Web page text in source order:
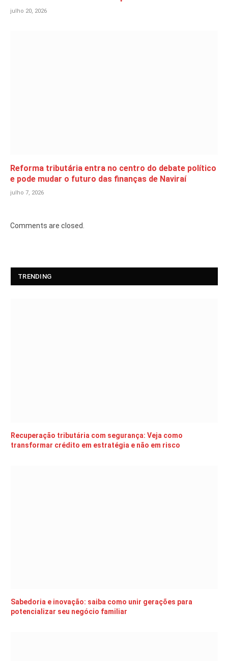
julho 20, 2026
Reforma tributária entra no centro do debate político
e pode mudar o futuro das finanças de Naviraí
julho 7, 2026
Comments are closed.
TRENDING
Recuperação tributária com segurança: Veja como
transformar crédito em estratégia e não em risco
Sabedoria e inovação: saiba como unir gerações para
potencializar seu negócio familiar